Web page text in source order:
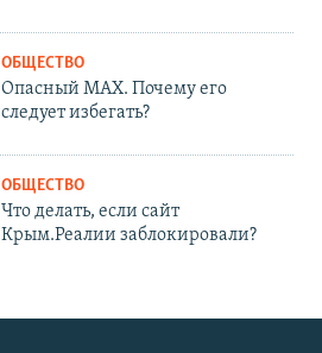
ОБЩЕСТВО
Опасный MAX. Почему его
следует избегать?
ОБЩЕСТВО
Что делать, если сайт
Крым.Реалии заблокировали?